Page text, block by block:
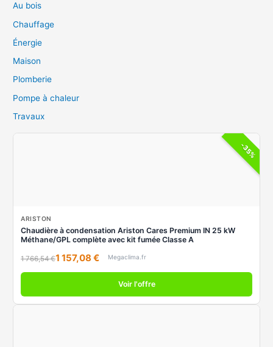
Au bois
Chauffage
Énergie
Maison
Plomberie
Pompe à chaleur
Travaux
-35%
ARISTON
Chaudière à condensation Ariston Cares Premium IN 25 kW
Méthane/GPL complète avec kit fumée Classe A
1 766,54 €1 157,08 € Megaclima.fr
Voir l'offre